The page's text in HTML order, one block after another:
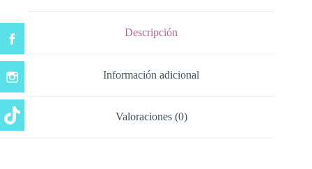
Descripción
Información adicional
Valoraciones (0)